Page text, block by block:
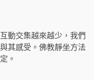
動交集越來越少，我們
其感受。佛教靜坐方法
。